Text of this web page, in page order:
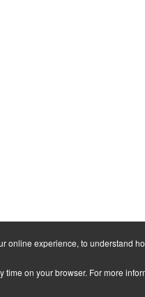
online experience, to understand
time on your browser. For more